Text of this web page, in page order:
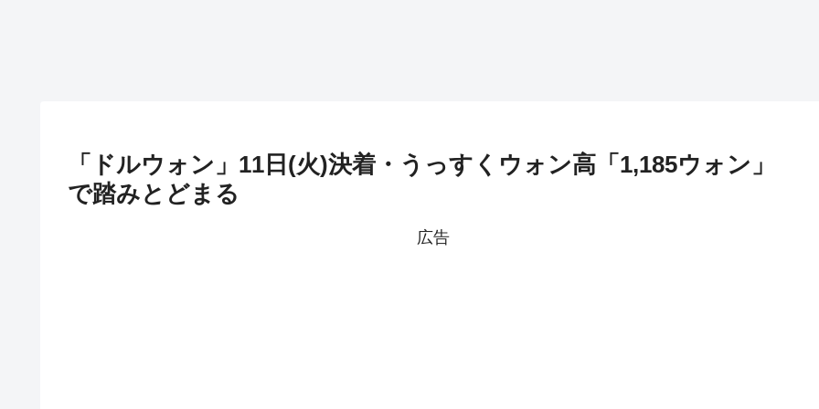
「ドルウォン」11日(火)決着・うっすくウォン高「1,185ウォン」
で踏みとどまる
広告